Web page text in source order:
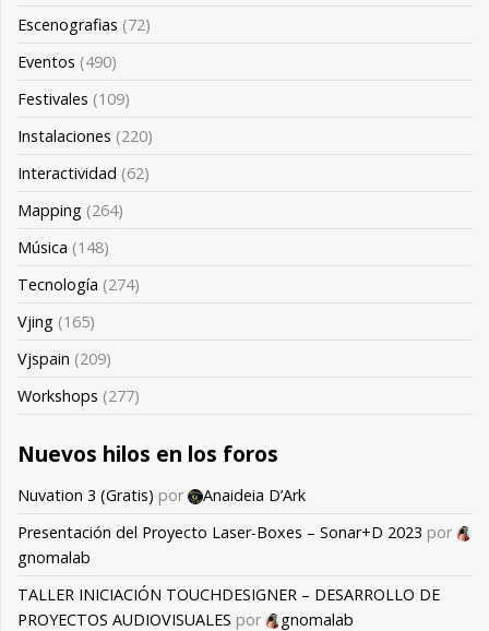
Escenografias (72)
Eventos (490)
Festivales (109)
Instalaciones (220)
Interactividad (62)
Mapping (264)
Música (148)
Tecnología (274)
Vjing (165)
Vjspain (209)
Workshops (277)
Nuevos hilos en los foros
Nuvation 3 (Gratis) por
Anaideia D’Ark
Presentación del Proyecto Laser-Boxes – Sonar+D 2023 por
gnomalab
TALLER INICIACIÓN TOUCHDESIGNER – DESARROLLO DE
PROYECTOS AUDIOVISUALES por
gnomalab